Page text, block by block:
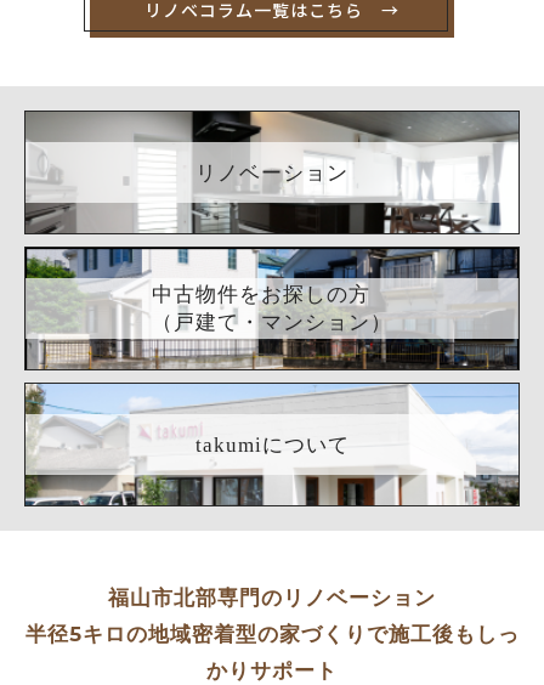
リノベコラム一覧はこちら →
リノベーション
中古物件をお探しの方
（戸建て・マンション）
takumiについて
福山市北部専門のリノベーション
半径5キロの地域密着型の家づくりで施工後もしっ
かりサポート